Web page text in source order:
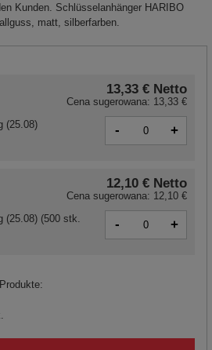
Kunden. Schlüsselanhänger HARIBO
matt, silberfarben.
13,33 € Netto
Cena sugerowana: 13,33 €
(25.08)
- +
12,10 € Netto
Cena sugerowana: 12,10 €
(25.08) (500 stk.
- +